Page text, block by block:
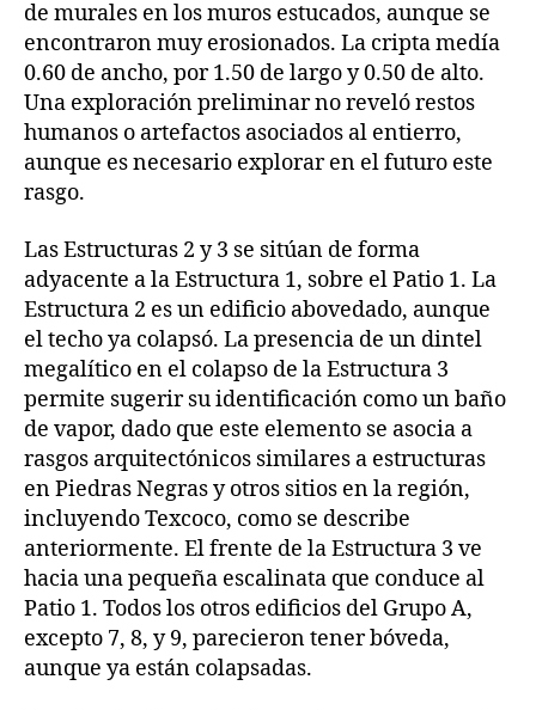
de murales en los muros estucados, aunque se
encontraron muy erosionados. La cripta medía
0.60 de ancho, por 1.50 de largo y 0.50 de alto.
Una exploración preliminar no reveló restos
humanos o artefactos asociados al entierro,
aunque es necesario explorar en el futuro este
rasgo.
Las Estructuras 2 y 3 se sitúan de forma
adyacente a la Estructura 1, sobre el Patio 1. La
Estructura 2 es un edificio abovedado, aunque
el techo ya colapsó. La presencia de un dintel
megalítico en el colapso de la Estructura 3
permite sugerir su identificación como un baño
de vapor, dado que este elemento se asocia a
rasgos arquitectónicos similares a estructuras
en Piedras Negras y otros sitios en la región,
incluyendo Texcoco, como se describe
anteriormente. El frente de la Estructura 3 ve
hacia una pequeña escalinata que conduce al
Patio 1. Todos los otros edificios del Grupo A,
excepto 7, 8, y 9, parecieron tener bóveda,
aunque ya están colapsadas.